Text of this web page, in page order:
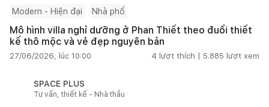
Modern - Hiện đại Nhà phố
Mô hình villa nghỉ dưỡng ở Phan Thiết theo đuổi thiết
kế thô mộc và vẻ đẹp nguyên bản
27/06/2026, lúc 10:00 4 lượt thích | 5.885 lượt xem
SPACE PLUS
Tư vấn, thiết kế - Nhà thầu